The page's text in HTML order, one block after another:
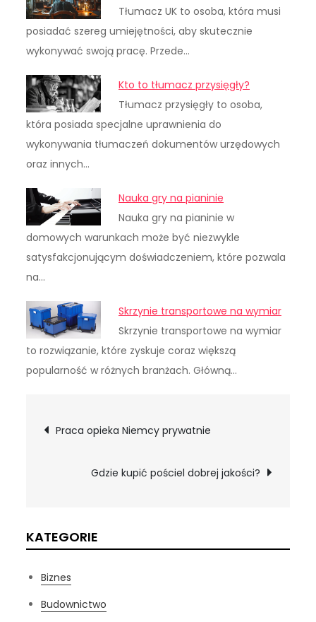
Tłumacz UK to osoba, która musi
posiadać szereg umiejętności, aby skutecznie
wykonywać swoją pracę. Przede…
Kto to tłumacz przysięgły?
Tłumacz przysięgły to osoba,
która posiada specjalne uprawnienia do
wykonywania tłumaczeń dokumentów urzędowych
oraz innych…
Nauka gry na pianinie
Nauka gry na pianinie w
domowych warunkach może być niezwykle
satysfakcjonującym doświadczeniem, które pozwala
na…
Skrzynie transportowe na wymiar
Skrzynie transportowe na wymiar
to rozwiązanie, które zyskuje coraz większą
popularność w różnych branżach. Główną…
Nawigacja
wpisu
Praca opieka Niemcy prywatnie
Gdzie kupić pościel dobrej jakości?
KATEGORIE
Biznes
Budownictwo